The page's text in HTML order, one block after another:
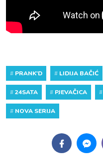
# PRANK'D # LIDIJA BAČIĆ
#24SATA # PJEVAČICA #
# NOVA SERIJA